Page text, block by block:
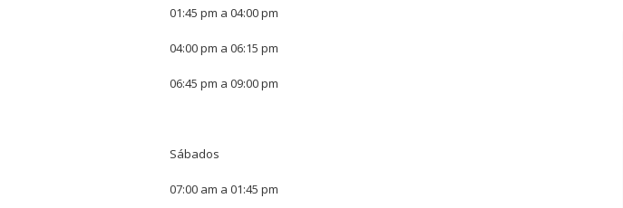
01:45 pm a 04:00 pm
04:00 pm a 06:15 pm
06:45 pm a 09:00 pm
Sábados
07:00 am a 01:45 pm